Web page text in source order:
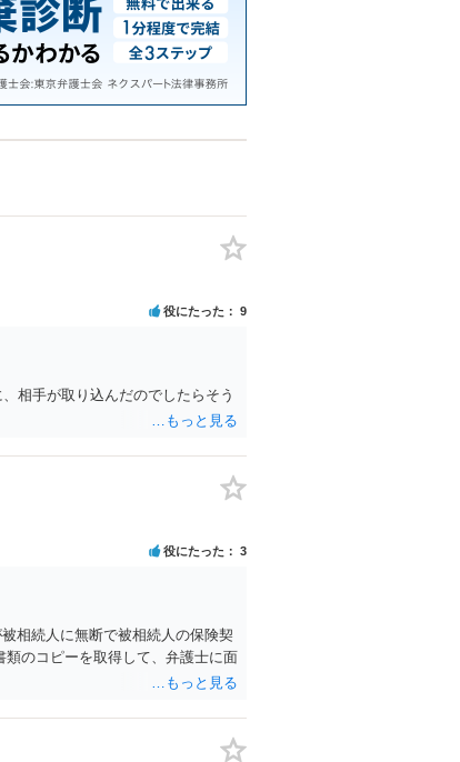
役にたった 9
相手が取り込んだのでしたらそう
役にたった 3
相続人に無断で被相続人の保険契
のコピーを取得して、弁護士に面